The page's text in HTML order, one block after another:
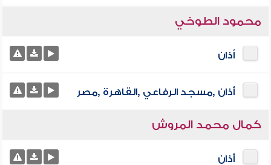
محمود الطوخي
أذان
أذان ,مسجد الرفاعي ,القاهرة ,مصر
كمال محمد المروش
أذان